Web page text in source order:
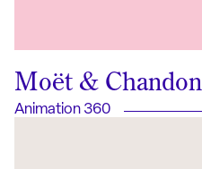
Moët & Chandon
Animation 360